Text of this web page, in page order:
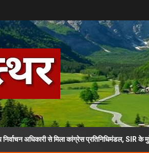
से मिला कांग्रेस प्रतिनिधिमंडल, SIR के मुद्दे पर की शिकायत